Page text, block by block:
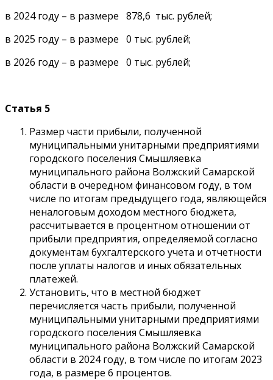
в 2024 году – в размере 878,6 тыс. рублей;
в 2025 году – в размере 0 тыс. рублей;
в 2026 году – в размере 0 тыс. рублей;
Статья 5
Размер части прибыли, полученной
муниципальными унитарными предприятиями
городского поселения Смышляевка
муниципального района Волжский Самарской
области в очередном финансовом году, в том
числе по итогам предыдущего года, являющейся
неналоговым доходом местного бюджета,
рассчитывается в процентном отношении от
прибыли предприятия, определяемой согласно
документам бухгалтерского учета и отчетности
после уплаты налогов и иных обязательных
платежей.
Установить, что в местной бюджет
перечисляется часть прибыли, полученной
муниципальными унитарными предприятиями
городского поселения Смышляевка
муниципального района Волжский Самарской
области в 2024 году, в том числе по итогам 2023
года, в размере 6 процентов.